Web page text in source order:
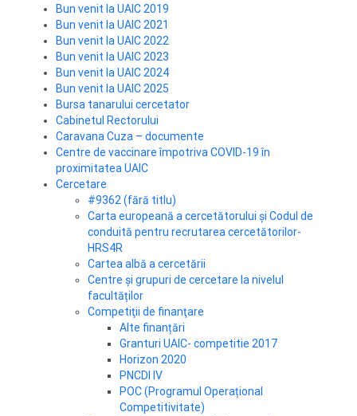
Bun venit la UAIC 2019
Bun venit la UAIC 2021
Bun venit la UAIC 2022
Bun venit la UAIC 2023
Bun venit la UAIC 2024
Bun venit la UAIC 2025
Bursa tanarului cercetator
Cabinetul Rectorului
Caravana Cuza – documente
Centre de vaccinare împotriva COVID-19 în
proximitatea UAIC
Cercetare
#9362 (fără titlu)
Carta europeană a cercetătorului şi Codul de
conduită pentru recrutarea cercetătorilor-
HRS4R
Cartea albă a cercetării
Centre și grupuri de cercetare la nivelul
facultăților
Competiţii de finanţare
Alte finanțări
Granturi UAIC- competitie 2017
Horizon 2020
PNCDI IV
POC (Programul Operațional
Competitivitate)